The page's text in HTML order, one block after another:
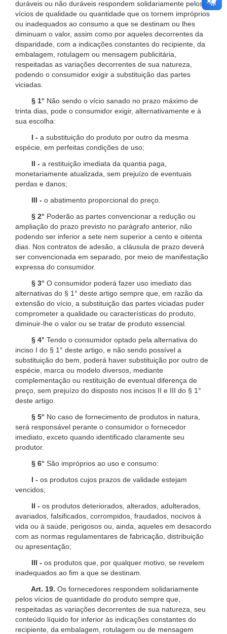
duráveis ou não duráveis respondem solidariamente pelos
vícios de qualidade ou quantidade que os tornem impróprios
ou inadequados ao consumo a que se destinam ou lhes
diminuam o valor, assim como por aqueles decorrentes da
disparidade, com a indicações constantes do recipiente, da
embalagem, rotulagem ou mensagem publicitária,
respeitadas as variações decorrentes de sua natureza,
podendo o consumidor exigir a substituição das partes
viciadas.
§ 1° Não sendo o vício sanado no prazo máximo de
trinta dias, pode o consumidor exigir, alternativamente e à
sua escolha:
I - a substituição do produto por outro da mesma
espécie, em perfeitas condições de uso;
II - a restituição imediata da quantia paga,
monetariamente atualizada, sem prejuízo de eventuais
perdas e danos;
III - o abatimento proporcional do preço.
§ 2° Poderão as partes convencionar a redução ou
ampliação do prazo previsto no parágrafo anterior, não
podendo ser inferior a sete nem superior a cento e oitenta
dias. Nos contratos de adesão, a cláusula de prazo deverá
ser convencionada em separado, por meio de manifestação
expressa do consumidor.
§ 3° O consumidor poderá fazer uso imediato das
alternativas do § 1° deste artigo sempre que, em razão da
extensão do vício, a substituição das partes viciadas puder
comprometer a qualidade ou características do produto,
diminuir-lhe o valor ou se tratar de produto essencial.
§ 4° Tendo o consumidor optado pela alternativa do
inciso I do § 1° deste artigo, e não sendo possível a
substituição do bem, poderá haver substituição por outro de
espécie, marca ou modelo diversos, mediante
complementação ou restituição de eventual diferença de
preço, sem prejuízo do disposto nos incisos II e III do § 1°
deste artigo.
§ 5° No caso de fornecimento de produtos in natura,
será responsável perante o consumidor o fornecedor
imediato, exceto quando identificado claramente seu
produtor.
§ 6° São impróprios ao uso e consumo:
I - os produtos cujos prazos de validade estejam
vencidos;
II - os produtos deteriorados, alterados, adulterados,
avariados, falsificados, corrompidos, fraudados, nocivos à
vida ou à saúde, perigosos ou, ainda, aqueles em desacordo
com as normas regulamentares de fabricação, distribuição
ou apresentação;
III - os produtos que, por qualquer motivo, se revelem
inadequados ao fim a que se destinam.
Art. 19. Os fornecedores respondem solidariamente
pelos vícios de quantidade do produto sempre que,
respeitadas as variações decorrentes de sua natureza, seu
conteúdo líquido for inferior às indicações constantes do
recipiente, da embalagem, rotulagem ou de mensagem